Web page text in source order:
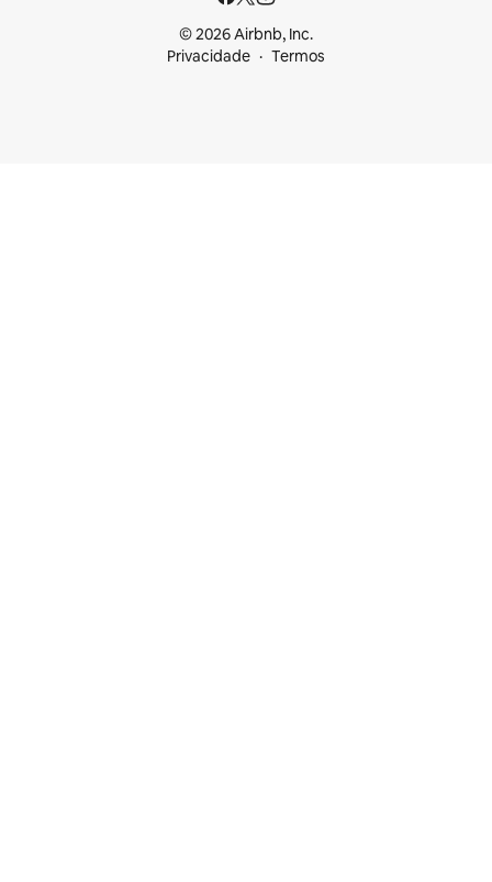
© 2026 Airbnb, Inc.
Privacidade
Termos